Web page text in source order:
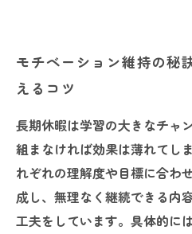
モチベーション維持の秘
えるコツ
長期休暇は学習の大きなチャ
組まなければ効果は薄れてし
れぞれの理解度や目標に合わ
成し、無理なく継続できる内
工夫をしています。具体的に